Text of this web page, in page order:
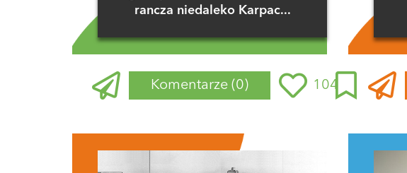
rancza niedaleko Karpac...
Komentarze (0) 104